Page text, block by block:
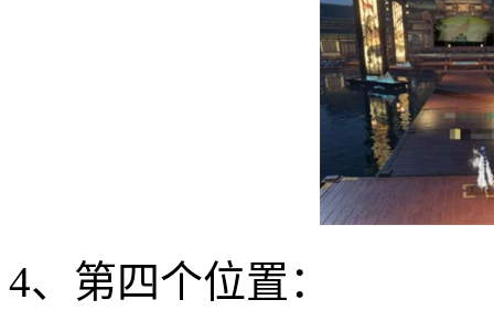
4、第四个位置：